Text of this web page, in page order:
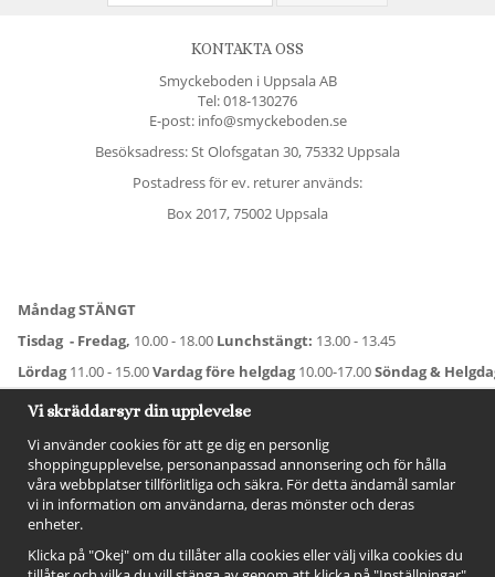
KONTAKTA OSS
Smyckeboden i Uppsala AB
Tel:018-130276
E-post: info@smyckeboden.se
Besöksadress: St Olofsgatan 30, 75332 Uppsala
Postadress för ev. returer används:
Box 2017, 75002 Uppsala
Måndag STÄNGT
Tisdag - Fredag, 10.00 - 18.00 Lunchstängt: 13.00 - 13.45
Lördag11.00 - 15.00Vardag före helgdag10.00-17.00Söndag &
För avvikande öppettider:
Titta här
Vi skräddarsyr din upplevelse
Vi använder cookies för att ge dig en personlig
shoppingupplevelse, personanpassad annonsering och för hålla
våra webbplatser tillförlitliga och säkra. För detta ändamål samlar
vi in information om användarna, deras mönster och deras
enheter.
Klicka på "Okej" om du tillåter alla cookies eller välj vilka cookies du